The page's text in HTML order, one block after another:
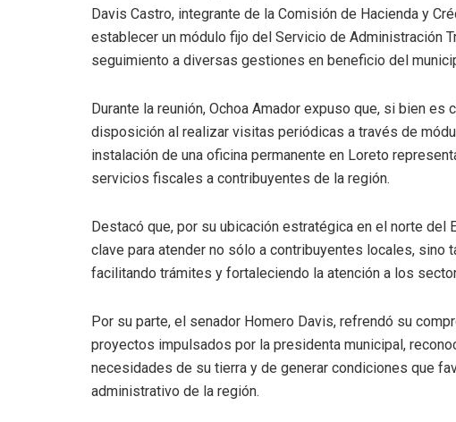
Davis Castro, integrante de la Comisión de Hacienda y
establecer un módulo fijo del Servicio de Administración
seguimiento a diversas gestiones en beneficio del
Durante la reunión, Ochoa Amador expuso que, si bien es
disposición al realizar visitas periódicas a través de
instalación de una oficina permanente en Loreto
servicios fiscales a contribuyentes de la región.
Destacó que, por su ubicación estratégica en el norte del
clave para atender no sólo a contribuyentes locales, sino
facilitando trámites y fortaleciendo la atención a los
Por su parte, el senador Homero Davis, refrendó su
proyectos impulsados por la presidenta municipal,
necesidades de su tierra y de generar condiciones que
administrativo de la región.